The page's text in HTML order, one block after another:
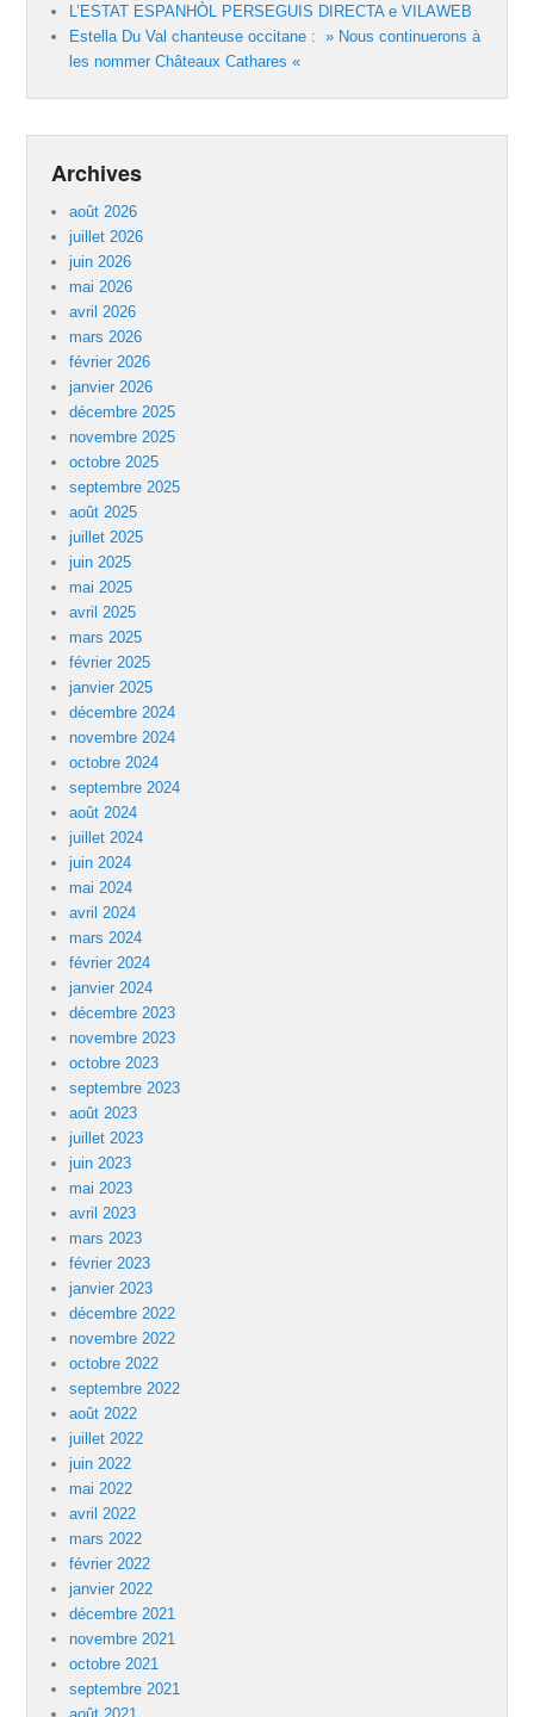
L’ESTAT ESPANHÒL PERSEGUIS DIRECTA e VILAWEB
Estella Du Val chanteuse occitane : » Nous continuerons à
les nommer Châteaux Cathares «
Archives
août 2026
juillet 2026
juin 2026
mai 2026
avril 2026
mars 2026
février 2026
janvier 2026
décembre 2025
novembre 2025
octobre 2025
septembre 2025
août 2025
juillet 2025
juin 2025
mai 2025
avril 2025
mars 2025
février 2025
janvier 2025
décembre 2024
novembre 2024
octobre 2024
septembre 2024
août 2024
juillet 2024
juin 2024
mai 2024
avril 2024
mars 2024
février 2024
janvier 2024
décembre 2023
novembre 2023
octobre 2023
septembre 2023
août 2023
juillet 2023
juin 2023
mai 2023
avril 2023
mars 2023
février 2023
janvier 2023
décembre 2022
novembre 2022
octobre 2022
septembre 2022
août 2022
juillet 2022
juin 2022
mai 2022
avril 2022
mars 2022
février 2022
janvier 2022
décembre 2021
novembre 2021
octobre 2021
septembre 2021